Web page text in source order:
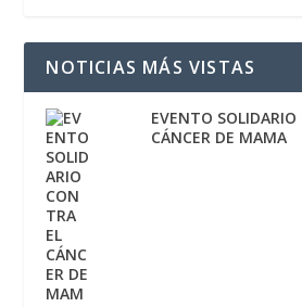
NOTICIAS MÁS VISTAS
EVENTO
CÁNCER DE MAMA